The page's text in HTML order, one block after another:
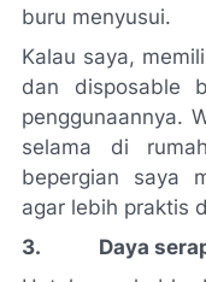
buru menyusui.
Kalau saya,
dan disposable
penggunaannya.
selama di
bepergian saya
agar lebih praktis
3. Daya